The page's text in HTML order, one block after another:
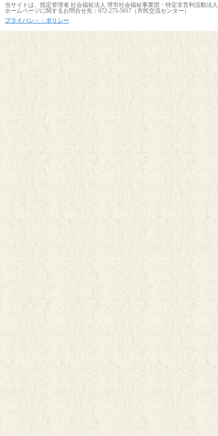
当サイトは、指定管理者 社会福祉法人 堺市社会福祉事業団・特定非営利活動
ホームページに関するお問合せ先：072-275-5017（市民交流センター）
プライバシ－・ポリシー